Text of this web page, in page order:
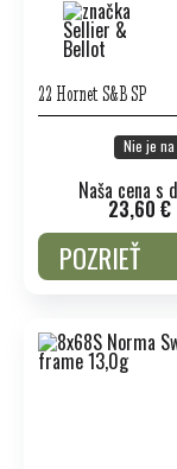
22 Hornet S&B SP
Nie je
Naša cena s
23,60 €
POZRIEŤ